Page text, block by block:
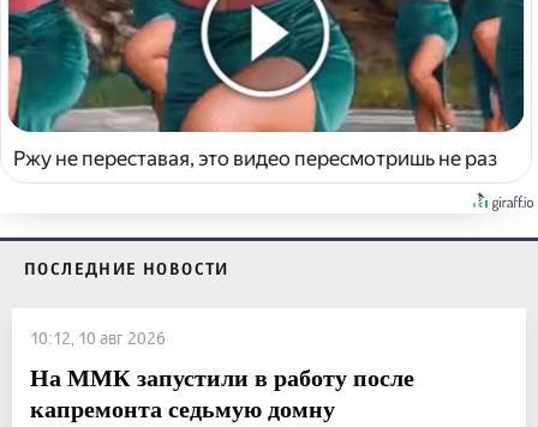
Ржу не переставая, это видео пересмотришь не раз
ПОСЛЕДНИЕ НОВОСТИ
10:12, 10 авг 2026
На ММК запустили в работу после
капремонта седьмую домну